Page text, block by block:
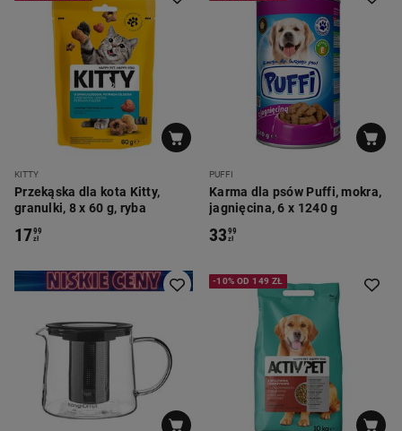
KITTY
Przekąska dla kota Kitty,
granulki, 8 x 60 g, ryba
1799
zł
PUFFI
Karma dla psów Puffi, mokra,
jagnięcina, 6 x 1240 g
3399
zł
-10% OD 149 ZŁ